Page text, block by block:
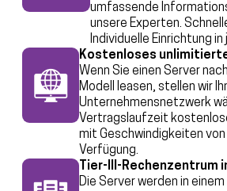
umfassende
unsere Experten.
Individuelle Einrichtung in
Kostenloses
Wenn Sie einen Server
Modell leasen, stellen wir
Unternehmensnetzwerk
Vertragslaufzeit
mit Geschwindigkeiten
Verfügung.
Tier-III-Rechenzentrum
Die Server werden in